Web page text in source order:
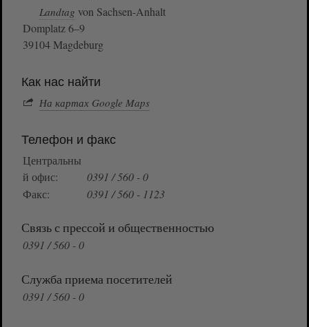
Landtag von Sachsen-Anhalt
Domplatz 6–9
39104 Magdeburg
Как нас найти
На картах Google Maps
Телефон и факс
Центральны
й офис:
0391 / 560 - 0
Факс:
0391 / 560 - 1123
Связь с прессой и общественностью
0391 / 560 - 0
Служба приема посетителей
0391 / 560 - 0